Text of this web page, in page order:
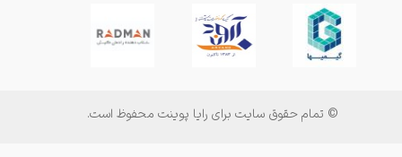
© تمام حقوق سایت برای رایا پوینت محفوظ است.